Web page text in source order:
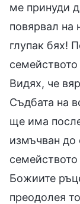
ме принуди
повярвал на
глупак бях!
Видях, че
Съдбата на
ще има
измъчван до
Божиите
преодолея